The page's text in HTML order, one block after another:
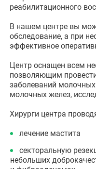
реабилитационного
В нашем центре вы
обследование, а при
эффективное
Центр оснащен всем
позволяющим
заболеваний
молочных желез,
Хирурги центра
лечение мастита
секторальную
небольших